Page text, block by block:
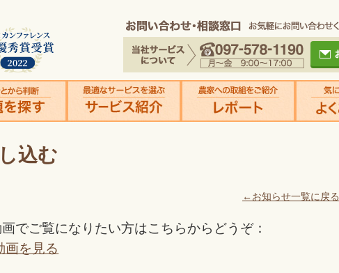
込む
←お知らせ一覧に戻る
でご覧になりたい方はこちらからどうぞ：
画を見る